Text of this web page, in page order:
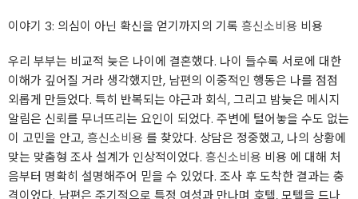
이야기 3: 의심이 아닌 확신을 얻기까지의 기록 흥신소비용 비용
우리 부부는 비교적 늦은 나이에 결혼했다. 나이 들수록 서로에 대한
이해가 깊어질 거라 생각했지만, 남편의 이중적인 행동은 나를 점점
외롭게 만들었다. 특히 반복되는 야근과 회식, 그리고 밤늦은 메시지
알림은 신뢰를 무너뜨리는 요인이 되었다. 주변에 털어놓을 수도 없는
이 고민을 안고,흥신소비용 를 찾았다. 상담은 정중했고, 나의 상황에
맞는 맞춤형 조사 설계가 인상적이었다. 흥신소비용 비용 에 대해 처
음부터 명확히 설명해주어 믿을 수 있었다. 조사 후 도착한 결과는 충
격이었다. 남편은 주기적으로 특정 여성과 만나며 호텔, 모텔을 드나